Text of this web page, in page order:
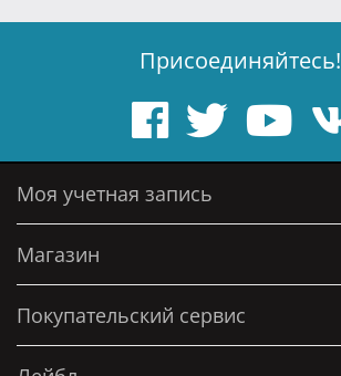
Присоединяйтесь!
Моя учетная запись
Магазин
Покупательский сервис